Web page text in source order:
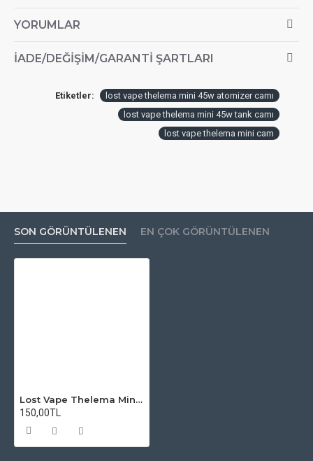
YORUMLAR
İADE/DEĞIŞIM/GARANTI ŞARTLARI
Etiketler:
lost vape thelema mini 45w atomizer camı
lost vape thelema mini 45w tank camı
lost vape thelema mini cam
SON GÖRÜNTÜLENEN EN ÇOK GÖRÜNTÜLENEN
Lost Vape Thelema Mini 45w Atomizer Camı
150,00TL